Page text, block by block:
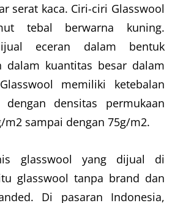
serat kaca. Ciri-ciri Glasswool
tebal berwarna kuning.
eceran dalam bentuk
dalam kuantitas besar dalam
memiliki ketebalan
dengan densitas permukaan
m2 sampai dengan 75g/m2.
glasswool yang dijual di
glasswool tanpa brand dan
Di pasaran Indonesia,